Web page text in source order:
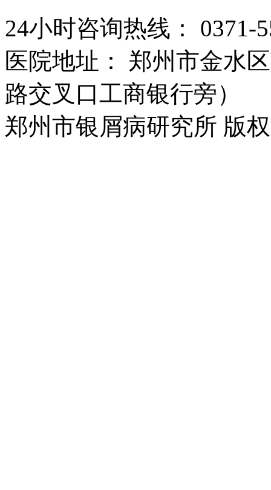
24小时咨询热线： 0371-
医院地址： 郑州市金水
路交叉口工商银行旁）
郑州市银屑病研究所 版